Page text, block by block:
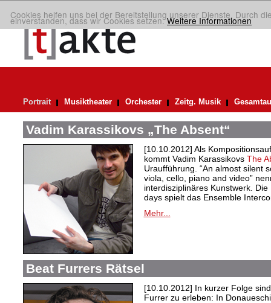
Cookies helfen uns bei der Bereitstellung unserer Dienste. Durch
einverstanden, dass wir Cookies setzen.Weitere Informationen
Portrait Musiktheater Orchester Zeitg. Musik
Vadim Karassikovs „The Absent“
[10.10.2012] Als
kommt Vadim Karassikovs The
Uraufführung. “An almost silent
viola, cello, piano and video”
interdisziplinäres Kunstwerk.
days spielt das Ensemble
Mehr...
Beat Furrers Rätsel
[10.10.2012] In kurzer Folge
Furrer zu erleben: In